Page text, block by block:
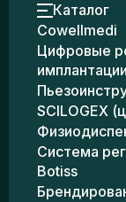
Каталог
Cowellmedi
Цифровые
имплантации
SCILOGEX
Система
Botiss